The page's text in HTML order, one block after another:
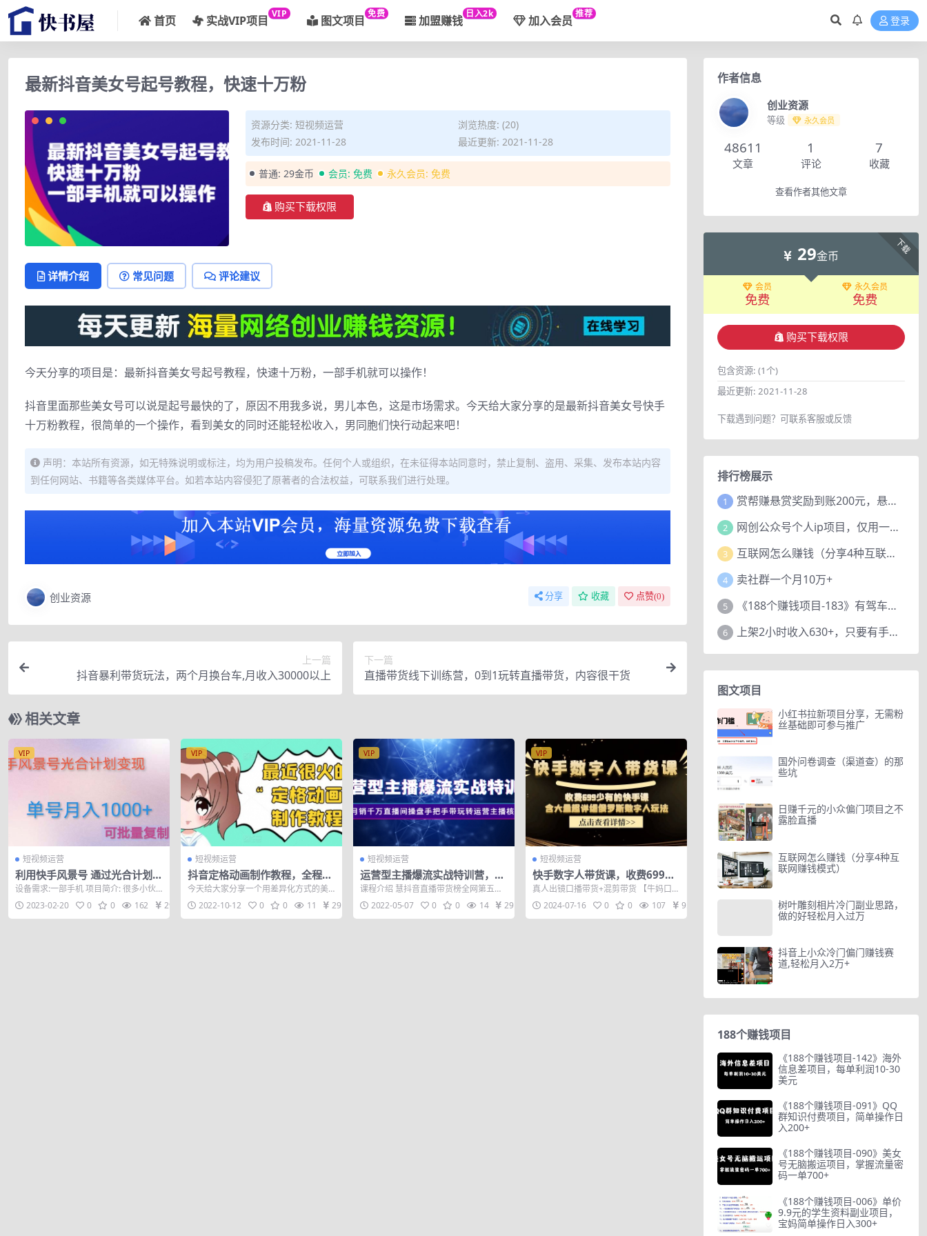
首页 实战VIP项目 VIP 图文项目 免费 加盟赚钱 日入2k 加入会员 推荐
登录
最新抖音美女号起号教程，快速十万粉
资源分类: 短视频运营
浏览热度: (20)
发布时间: 2021-11-28
最近更新: 2021-11-28
普通: 29金币 会员: 免费 永久会员: 免费
购买下载权限
详情介绍 常见问题 评论建议
今天分享的项目是：最新抖音美女号起号教程，快速十万粉，一部手机就可以操作！
抖音里面那些美女号可以说是起号最快的了，原因不用我多说，男儿本色，这是市场需求。今天给大家分享的是最新抖音美女号快手
十万粉教程，很简单的一个操作，看到美女的同时还能轻松收入，男同胞们快行动起来吧！
声明：本站所有资源，如无特殊说明或标注，均为用户投稿发布。任何个人或组织，在未征得本站同意时，禁止复制、盗用、采集、发布本站内容
到任何网站、书籍等各类媒体平台。如若本站内容侵犯了原著者的合法权益，可联系我们进行处理。
创业资源 分享 收藏 点赞(0)
上一篇
抖音暴利带货玩法，两个月换台车,月收入30000以上
下一篇
直播带货线下训练营，0到1玩转直播带货，内容很干货
相关文章
VIP
短视频运营
利用快手风景号 通过光合计划
实现单号月入1000+（附详细教
程及制作软件）
设备需求:一部手机 项目简介: 很多小伙
伴都知道西瓜的中视频计划， 可知道快
手光...2023-02-20 0 0 162 29
VIP
短视频运营
抖音定格动画制作教程，全程无
人出境，一个用差异化方式的美
食赛道
今天给大家分享一个用差异化方式的美
食赛道，这个玩法就是【定格动画】，
什么叫定格动...
2022-10-12 0 0 11 29
VIP
短视频运营
运营型主播爆流实战特训营，月
销千万直播间操盘手把手带玩转
运营主播核心
课程介绍 慧抖音直播带货榜全网第五名
单场场观60万＋、在线2w人、销售155
w培...2022-05-07 0 0 14 29
VIP
短视频运营
快手数字人带货课，收费699少
有的快手课，含大量超详细俄罗
斯数字人玩法
真人出镜口播带货+混剪带货 【牛妈口播
短视频带货教学】今目牛妈口播短视频
带货教学...
2024-07-16 0 0 107 9.9
作者信息
创业资源
等级 永久会员
48611
文章
1
评论
7
收藏
查看作者其他文章
下载
29金币
会员
免费
永久会员
免费
购买下载权限
包含资源: (1个)
最近更新: 2021-11-28
下载遇到问题？可联系客服或反馈
排行榜展示
1 赏帮赚悬赏奖励到账200元，悬赏任务多劳多得，人人可做。
2 网创公众号个人ip项目，仅用一篇文章做到全网引流！
3 互联网怎么赚钱（分享4种互联网赚钱模式）
4 卖社群一个月10万+
5 《188个赚钱项目-183》有驾车评项目，动动小手，复制粘贴赚44元！
6 上架2小时收入630+，只要有手就能做的AI搞钱项目，奶奶看完都能学会!
图文项目
小红书拉新项目分享，无需粉
丝基础即可参与推广
国外问卷调查（渠道查）的那
些坑
日赚千元的小众偏门项目之不
露脸直播
互联网怎么赚钱（分享4种互
联网赚钱模式）
树叶雕刻相片冷门副业思路，
做的好轻松月入过万
抖音上小众冷门偏门赚钱赛
道,轻松月入2万+
188个赚钱项目
《188个赚钱项目-142》海外
信息差项目，每单利润10-30
美元
《188个赚钱项目-091》QQ
群知识付费项目，简单操作日
入200+
《188个赚钱项目-090》美女
号无脑搬运项目，掌握流量密
码一单700+
《188个赚钱项目-006》单价
9.9元的学生资料副业项目，
宝妈简单操作日入300+